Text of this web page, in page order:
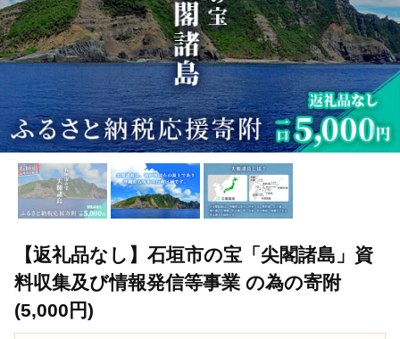
【返礼品なし】石垣市の宝「尖閣諸島」資
料収集及び情報発信等事業 の為の寄附
(5,000円)